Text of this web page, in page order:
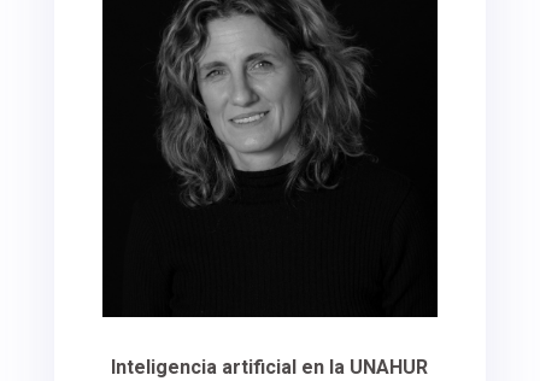
Inteligencia artificial en la UNAHUR